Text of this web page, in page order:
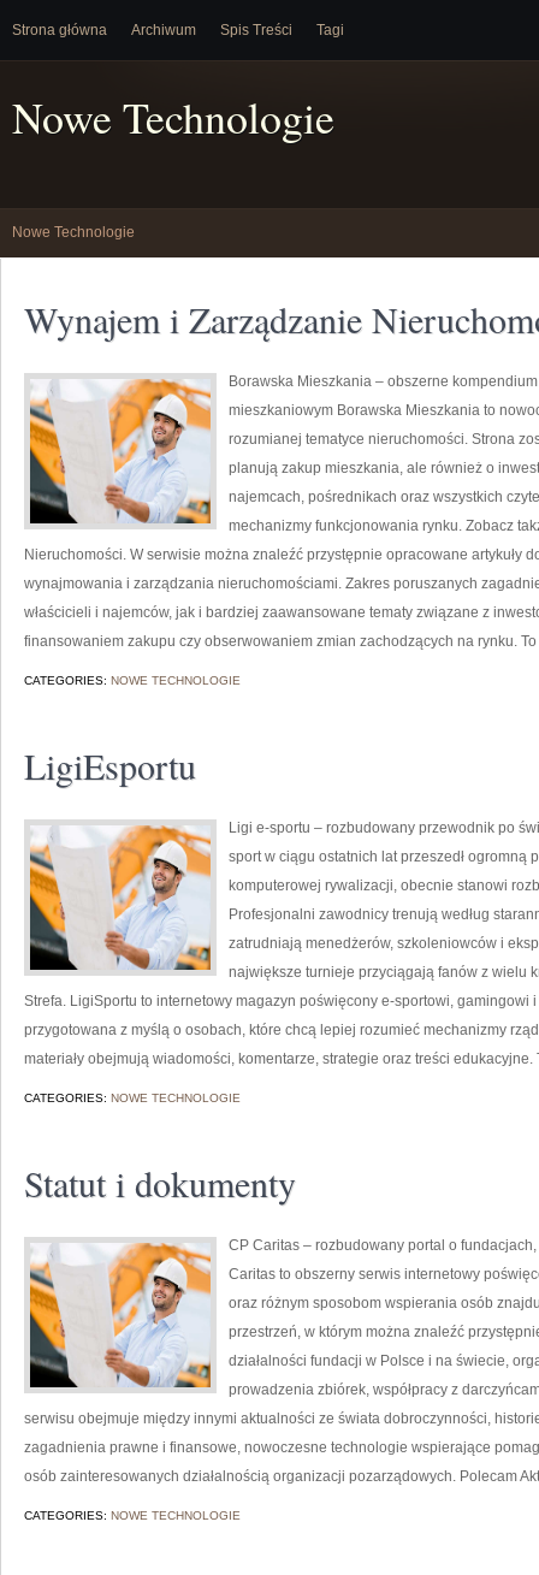
Strona główna Archiwum Spis Treści Tagi
Nowe Technologie
Nowe Technologie
Wynajem i Zarządzanie
Borawska Mieszkania – obszerne
mieszkaniowym Borawska Mieszkania to
rozumianej tematyce nieruchomości. Strona
planują zakup mieszkania, ale również o
najemcach, pośrednikach oraz wszystkich
mechanizmy funkcjonowania rynku. Zobacz
Nieruchomości. W serwisie można znaleźć przystępnie opracowane artykuły
wynajmowania i zarządzania nieruchomościami. Zakres poruszanych
właścicieli i najemców, jak i bardziej zaawansowane tematy związane z
finansowaniem zakupu czy obserwowaniem zmian zachodzących na rynku. To
CATEGORIES: NOWE TECHNOLOGIE
LigiEsportu
Ligi e-sportu – rozbudowany przewodnik po
sport w ciągu ostatnich lat przeszedł ogromną
komputerowej rywalizacji, obecnie stanowi
Profesjonalni zawodnicy trenują według
zatrudniają menedżerów, szkoleniowców i
największe turnieje przyciągają fanów z wielu
Strefa. LigiSportu to internetowy magazyn poświęcony e-sportowi, gamingowi
przygotowana z myślą o osobach, które chcą lepiej rozumieć mechanizmy
materiały obejmują wiadomości, komentarze, strategie oraz treści edukacyjne.
CATEGORIES: NOWE TECHNOLOGIE
Statut i dokumenty
CP Caritas – rozbudowany portal o
Caritas to obszerny serwis internetowy
oraz różnym sposobom wspierania osób
przestrzeń, w którym można znaleźć
działalności fundacji w Polsce i na świecie,
prowadzenia zbiórek, współpracy z
serwisu obejmuje między innymi aktualności ze świata dobroczynności,
zagadnienia prawne i finansowe, nowoczesne technologie wspierające
osób zainteresowanych działalnością organizacji pozarządowych. Polecam
CATEGORIES: NOWE TECHNOLOGIE